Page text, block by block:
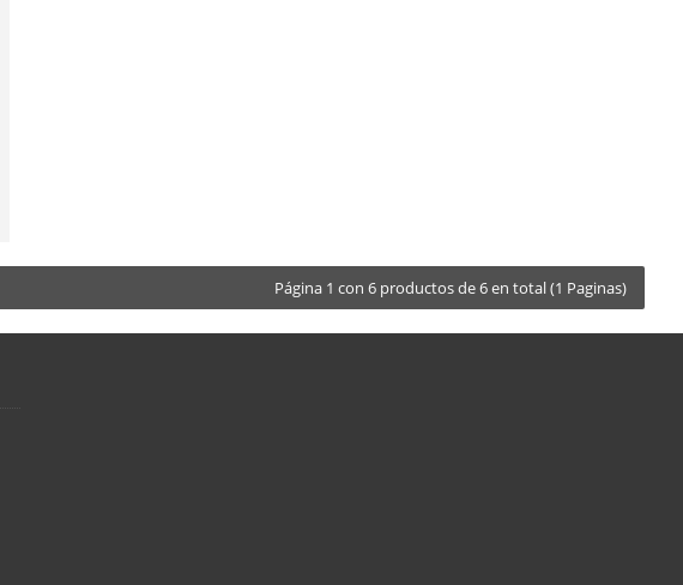
Página 1 con 6 productos de 6 en total (1 Paginas)